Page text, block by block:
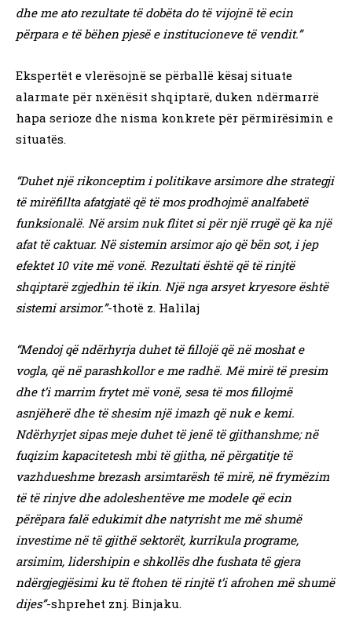
dhe me ato rezultate të dobëta do të vijojnë të ecin
përpara e të bëhen pjesë e institucioneve të vendit.”
Ekspertët e vlerësojnë se përballë kësaj situate
alarmate për nxënësit shqiptarë, duken ndërmarrë
hapa serioze dhe nisma konkrete për përmirësimin e
situatës.
“Duhet një rikonceptim i politikave arsimore dhe strategji
të mirëfillta afatgjatë që të mos prodhojmë analfabetë
funksionalë. Në arsim nuk flitet si për një rrugë që ka një
afat të caktuar. Në sistemin arsimor ajo që bën sot, i jep
efektet 10 vite më vonë. Rezultati është që të rinjtë
shqiptarë zgjedhin të ikin. Një nga arsyet kryesore është
sistemi arsimor.”-thotë z. Halilaj
“Mendoj që ndërhyrja duhet të fillojë që në moshat e
vogla, që në parashkollor e me radhë. Më mirë të presim
dhe t’i marrim frytet më vonë, sesa të mos fillojmë
asnjëherë dhe të shesim një imazh që nuk e kemi.
Ndërhyrjet sipas meje duhet të jenë të gjithanshme; në
fuqizim kapacitetesh mbi të gjitha, në përgatitje të
vazhdueshme brezash arsimtarësh të mirë, në frymëzim
të të rinjve dhe adoleshentëve me modele që ecin
përëpara falë edukimit dhe natyrisht me më shumë
investime në të gjithë sektorët, kurrikula programe,
arsimim, lidershipin e shkollës dhe fushata të gjera
ndërgjegjësimi ku të ftohen të rinjtë t’i afrohen më shumë
dijes”-shprehet znj. Binjaku.